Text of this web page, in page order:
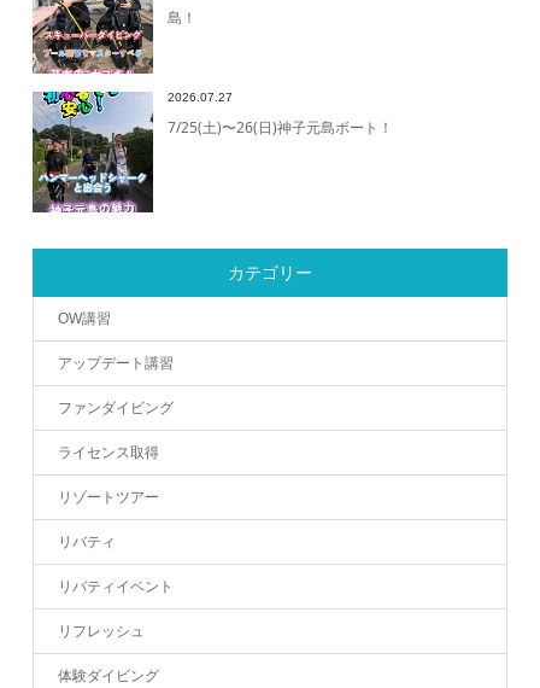
島！
2026.07.27
7/25(土)〜26(日)神子元島ボート！
カテゴリー
OW講習
アップデート講習
ファンダイビング
ライセンス取得
リゾートツアー
リバティ
リバティイベント
リフレッシュ
体験ダイビング